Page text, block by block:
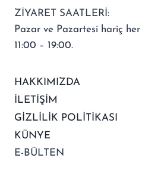
ZİYARET SAATLERİ:
Pazar ve Pazartesi hariç her
11:00 – 19:00.
HAKKIMIZDA
İLETİŞİM
GİZLİLİK POLİTİKASI
KÜNYE
E-BÜLTEN